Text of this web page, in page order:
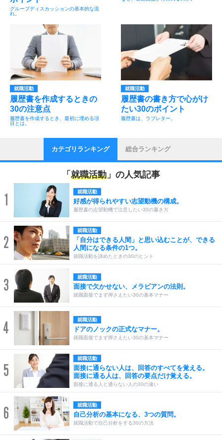
グループディスカッションの基本的な流
れ。
就職活動
履歴書を作成するときの
30の注意点
履歴書を作成するとき、最初に埋める項
目とは。
就職活動
履歴書の書き方で心がけ
たい30のポイント
履歴書は、ラブレター。
カテゴリランキング 総合ランキング
「 就職活動 」の人気記事
1 就職活動
好感が得られやすい志望動機の構成。
履歴書の志望動機で注意したい30の書き方
2
就職活動
「自分はできる人間」と思い込むことが、できる
人間になる条件の1つ。
就職活動を諦めたときの30のヒント
3 就職活動
面接で欠かせない、メラビアンの法則。
就職面接でまず押さえたい30の基本マナー
4 就職活動
ドアのノックの正式なマナー。
就職面接でまず押さえたい30の基本マナー
5
就職活動
面接に通らない人は、回答のすべてを覚える。
面接に通る人は、回答の要点だけ覚える。
面接に通る人と通らない人の30の違い
6 就職活動
自己分析の基本になる、3つの質問。
就職活動で自己分析をする30の方法